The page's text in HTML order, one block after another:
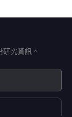
究資訊。